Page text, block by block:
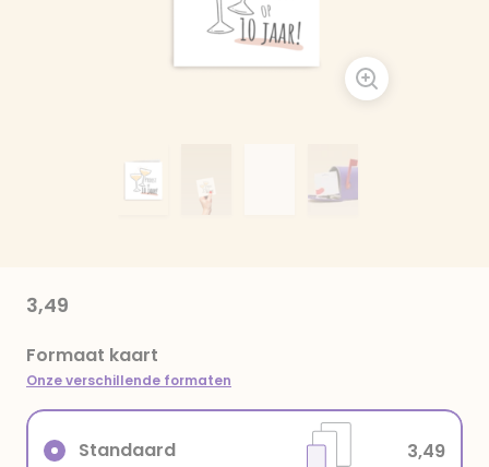
3,49
Formaat kaart
Onze verschillende formaten
Standaard 3,49